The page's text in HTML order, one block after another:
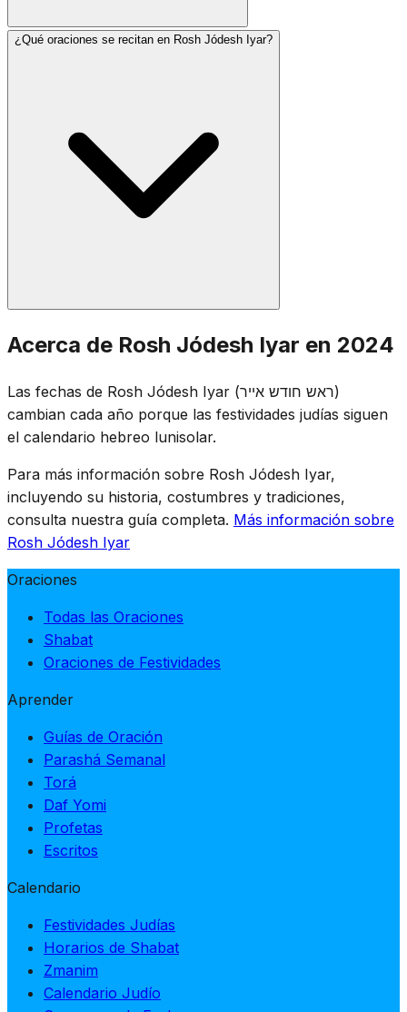
también caen en Iyar. El mes se asocia con la sanación
— las letras hebreas de Iyar son un acrónimo de 'Aní
Hashem Rofeja' (Yo soy Dios tu sanador).
¿Qué oraciones se recitan en Rosh Jódesh Iyar?
Se recitan las oraciones estándar de Rosh Jódesh:
medio Halel, Yaalé VeYavó, la lectura de la Torá y
Musaf. Como Rosh Jódesh Iyar cae durante el período
del Ómer, la cuenta del Ómer continúa en los servicios
nocturnos. Las costumbres de semi-duelo del Ómer se
Acerca de Rosh Jódesh Iyar en 2024
Las fechas de Rosh Jódesh Iyar (ראש חודש אייר)
cambian cada año porque las festividades judías siguen
el calendario hebreo lunisolar.
Para más información sobre Rosh Jódesh Iyar,
incluyendo su historia, costumbres y tradiciones,
consulta nuestra guía completa. Más información sobre
Rosh Jódesh Iyar
Oraciones
Todas las Oraciones
Shabat
Oraciones de Festividades
Aprender
Guías de Oración
Parashá Semanal
Torá
Daf Yomi
Profetas
Escritos
Calendario
Festividades Judías
Horarios de Shabat
Zmanim
Calendario Judío